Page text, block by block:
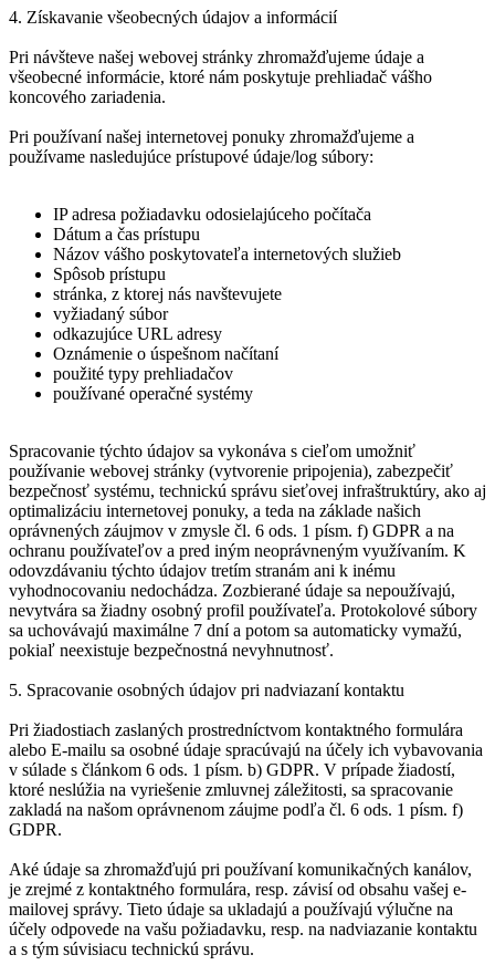
4. Získavanie všeobecných údajov a informácií
Pri návšteve našej webovej stránky zhromažďujeme údaje a
všeobecné informácie, ktoré nám poskytuje prehliadač vášho
koncového zariadenia.
Pri používaní našej internetovej ponuky zhromažďujeme a
používame nasledujúce prístupové údaje/log súbory:
IP adresa požiadavku odosielajúceho počítača
Dátum a čas prístupu
Názov vášho poskytovateľa internetových služieb
Spôsob prístupu
stránka, z ktorej nás navštevujete
vyžiadaný súbor
odkazujúce URL adresy
Oznámenie o úspešnom načítaní
použité typy prehliadačov
používané operačné systémy
Spracovanie týchto údajov sa vykonáva s cieľom umožniť
používanie webovej stránky (vytvorenie pripojenia), zabezpečiť
bezpečnosť systému, technickú správu sieťovej infraštruktúry, ako aj
optimalizáciu internetovej ponuky, a teda na základe našich
oprávnených záujmov v zmysle čl. 6 ods. 1 písm. f) GDPR a na
ochranu používateľov a pred iným neoprávneným využívaním. K
odovzdávaniu týchto údajov tretím stranám ani k inému
vyhodnocovaniu nedochádza. Zozbierané údaje sa nepoužívajú,
nevytvára sa žiadny osobný profil používateľa. Protokolové súbory
sa uchovávajú maximálne 7 dní a potom sa automaticky vymažú,
pokiaľ neexistuje bezpečnostná nevyhnutnosť.
5. Spracovanie osobných údajov pri nadviazaní kontaktu
Pri žiadostiach zaslaných prostredníctvom kontaktného formulára
alebo E-mailu sa osobné údaje spracúvajú na účely ich vybavovania
v súlade s článkom 6 ods. 1 písm. b) GDPR. V prípade žiadostí,
ktoré neslúžia na vyriešenie zmluvnej záležitosti, sa spracovanie
zakladá na našom oprávnenom záujme podľa čl. 6 ods. 1 písm. f)
GDPR.
Aké údaje sa zhromažďujú pri používaní komunikačných kanálov,
je zrejmé z kontaktného formulára, resp. závisí od obsahu vašej e-
mailovej správy. Tieto údaje sa ukladajú a používajú výlučne na
účely odpovede na vašu požiadavku, resp. na nadviazanie kontaktu
a s tým súvisiacu technickú správu.